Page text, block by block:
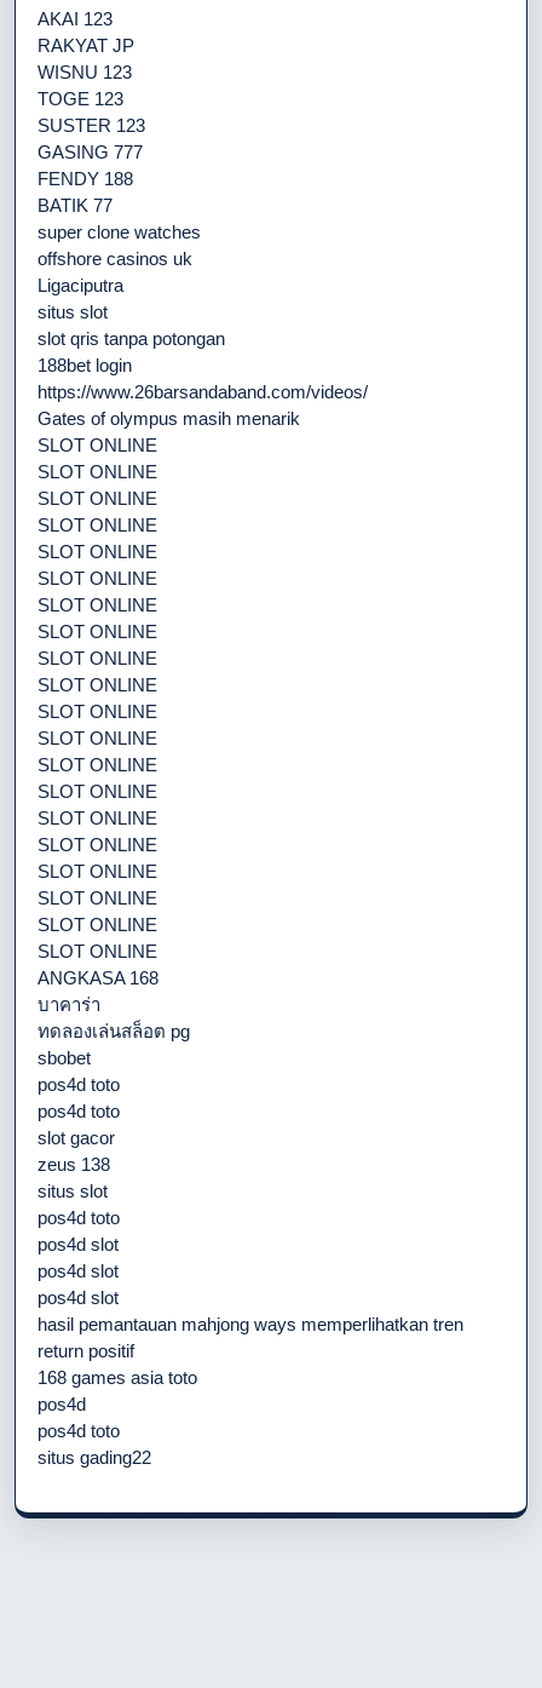
AKAI 123
RAKYAT JP
WISNU 123
TOGE 123
SUSTER 123
GASING 777
FENDY 188
BATIK 77
super clone watches
offshore casinos uk
Ligaciputra
situs slot
slot qris tanpa potongan
188bet login
https://www.26barsandaband.com/videos/
Gates of olympus masih menarik
SLOT ONLINE
SLOT ONLINE
SLOT ONLINE
SLOT ONLINE
SLOT ONLINE
SLOT ONLINE
SLOT ONLINE
SLOT ONLINE
SLOT ONLINE
SLOT ONLINE
SLOT ONLINE
SLOT ONLINE
SLOT ONLINE
SLOT ONLINE
SLOT ONLINE
SLOT ONLINE
SLOT ONLINE
SLOT ONLINE
SLOT ONLINE
SLOT ONLINE
ANGKASA 168
บาคาร่า
ทดลองเล่นสล็อต pg
sbobet
pos4d toto
pos4d toto
slot gacor
zeus 138
situs slot
pos4d toto
pos4d slot
pos4d slot
pos4d slot
hasil pemantauan mahjong ways memperlihatkan tren
return positif
168 games asia toto
pos4d
pos4d toto
situs gading22